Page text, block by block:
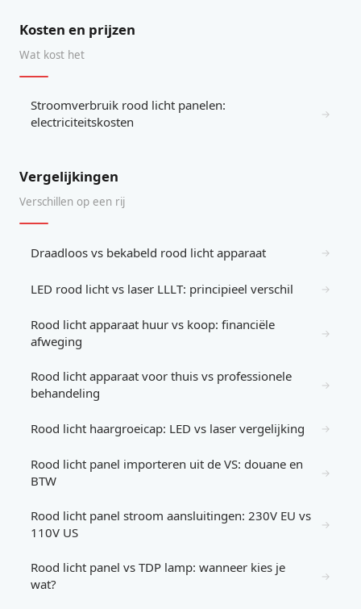
Kosten en prijzen
Wat kost het
Stroomverbruik rood licht panelen:
electriciteitskosten
→
Vergelijkingen
Verschillen op een rij
Draadloos vs bekabeld rood licht apparaat →
LED rood licht vs laser LLLT: principieel verschil →
Rood licht apparaat huur vs koop: financiële
afweging
→
Rood licht apparaat voor thuis vs professionele
behandeling
→
Rood licht haargroeicap: LED vs laser vergelijking →
Rood licht panel importeren uit de VS: douane en
BTW
→
Rood licht panel stroom aansluitingen: 230V EU vs
110V US
→
Rood licht panel vs TDP lamp: wanneer kies je
wat?
→